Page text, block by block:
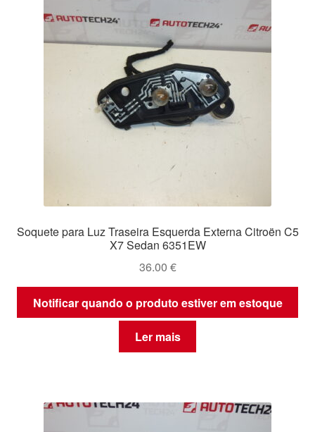
Soquete para Luz Traseira Esquerda Externa Citroën C5
X7 Sedan 6351EW
36.00 €
Notificar quando o produto estiver em estoque
Ler mais